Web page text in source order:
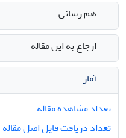
هم رسانی
ارجاع به این مقاله
آمار
تعداد مشاهده مقاله
تعداد دریافت فایل اصل مقاله